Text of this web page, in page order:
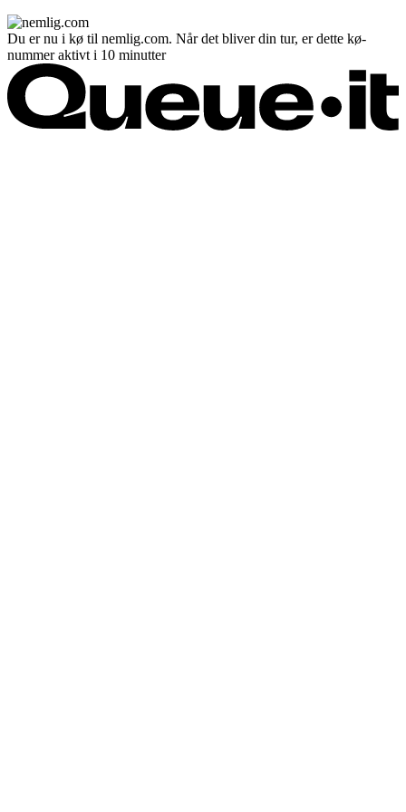
Du er nu i kø til nemlig.com. Når det bliver din tur, er dette kø-
nummer aktivt i 10 minutter